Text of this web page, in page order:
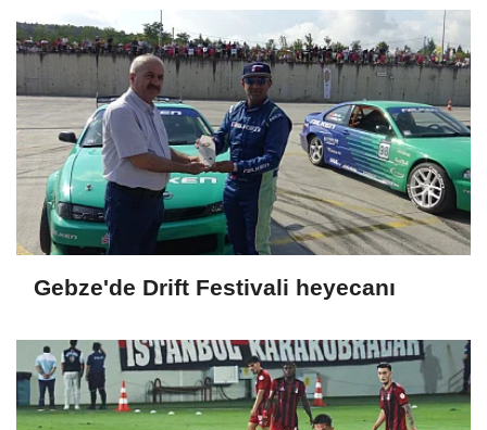
Gebze'de Drift Festivali heyecanı